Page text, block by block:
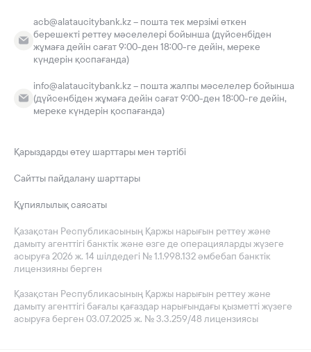
acb@alataucitybank.kz – пошта тек мерзімі өткен
берешекті реттеу мәселелері бойынша (дүйсенбіден
жұмаға дейін сағат 9:00-ден 18:00-ге дейін, мереке
күндерін қоспағанда)
info@alataucitybank.kz – пошта жалпы мәселелер бойынша
(дүйсенбіден жұмаға дейін сағат 9:00-ден 18:00-ге дейін,
мереке күндерін қоспағанда)
Қазақстан Республикасының Қаржы нарығын реттеу және
дамыту агенттігі банктік және өзге де операцияларды жүзеге
асыруға 2026 ж. 14 шілдедегі № 1.1.998.132 әмбебап банктік
лицензияны берген
Қазақстан Республикасының Қаржы нарығын реттеу және
дамыту агенттігі бағалы қағаздар нарығындағы қызметті жүзеге
асыруға берген 03.07.2025 ж. № 3.3.259/48 лицензиясы
Қарыздарды өтеу шарттары мен тәртібі
Сайтты пайдалану шарттары
Құпиялылық саясаты